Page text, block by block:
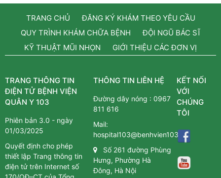
TRANG CHỦ
ĐĂNG KÝ KHÁM THEO YÊU CẦU
QUY TRÌNH KHÁM CHỮA BỆNH
ĐỘI NGŨ BÁC SĨ
KỸ THUẬT MŨI NHỌN
GIỚI THIỆU CÁC ĐƠN VỊ
TRANG THÔNG TIN
ĐIỆN TỬ BỆNH VIỆN
QUÂN Y 103
Phiên bản 3.0 - ngày
01/03/2025
Quyết định cho phép
thiết lập Trang thông tin
điện tử trên Internet số
THÔNG TIN LIÊN HỆ
Đường dây nóng :0967
811 616
Mail:
hospital103@benhvien103.vn
Số 261 đường Phùng
Hưng, Phường Hà
Đông, Hà Nội
KẾT NỐI
VỚI
CHÚNG
TÔI